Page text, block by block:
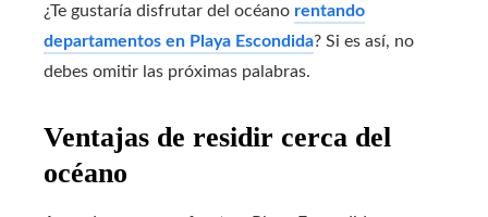
¿Te gustaría disfrutar del océano rentando
departamentos en Playa Escondida? Si es así, no
debes omitir las próximas palabras.
Ventajas de residir cerca del
océano